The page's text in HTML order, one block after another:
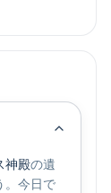
神殿の遺
。今日で